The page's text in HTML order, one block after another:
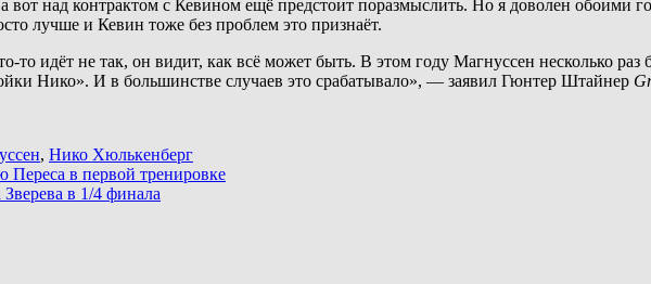
вот над контрактом с Кевином ещё предстоит поразмыслить. Но я доволен обоими
лучше и Кевин тоже без проблем это признаёт.
идёт не так, он видит, как всё может быть. В этом году Магнуссен несколько
Нико». И в большинстве случаев это срабатывало», — заявил Гюнтер Штайнер
, Нико Хюлькенберг
в первой тренировке
в 1/4 финала